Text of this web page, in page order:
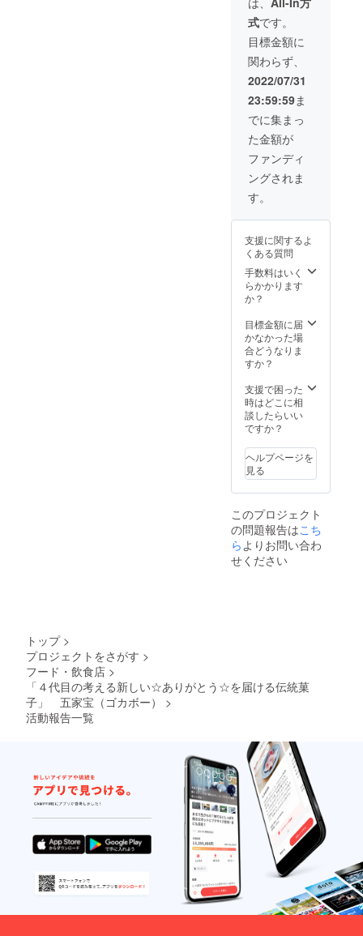
物
52.9g
食塩相
当量
0.55g
ラシA4
１枚）
送料込
みで
す。 お
まけに
きなこ
玉１８
個入り
×1袋 ＊
上記商
品を大
きいク
リック
ポスト
れ、ポ
スト投
函させ
だきま
す。 ＊
カボー
ギフ
ト、
キナコ
ロンの
きな粉
はプロ
ジェク
トの鹿
ダイス
さんの
ではあ
りませ
ん。 五
家宝
賞味期
糖、き
な粉
和三盆
糖、お
こし種
（水
飴、砂
糖）、
食塩 ６
個入り
（１個
約6ｇ）
栄養成
分表示
１個当
たり(推
0.26g
炭水化
物4g
食塩相
当量
0.017g
きなこ
玉 きな
粉（大
豆を含
む、国
内製
造）、
澱
粉、、
黒糖、
ぶどう
糖、食
塩 栄
（100ｇ
当た
り）(推
ｇ エ
ネル
ギー
344kcal
ぱく質
脂質
10.3g
炭水化
物
52.9g
食塩相
当量
甜菜
糖、き
な粉
（大豆
を含
和三盆
糖、お
（水
飴、砂
食塩 ６
約6ｇ）
きなこ
玉 賞
味期限
90日 き
な粉
む、国
内製
造）、
澱
粉、、
黒糖、
ぶどう
塩 竹
フト賞
味期限
＜五家
宝＞ 水
飴（国
内製
米・水
ンド、
食塩 ＜
きな粉
ひねり
＞ 小豆
餡（生
餡、水
飴、砂
糖、食
塩）
（国内
造）、
きな粉
ギフ
ト、
トー
キョー
キナコ
ロンの
はプロ
ジェク
トの鹿
島パラ
ダイス
さんの
ではあ
家宝
賞味期
限30日
原材
料：麦
芽水飴
造）、
甜菜
糖、き
を含
む）、
和三盆
糖、お
（水
飴、砂
糖）、
食塩 ６
（１個
約6ｇ）
きなこ
玉 賞
味期限
砂糖、
ぶどう
糖、食
塩 竹
かごギ
フト賞
味期限
６０日
＜五家
宝＞ 水
飴（国
内製
造）、
きな粉
（大豆
ききな
粉）ラ
イブ講
座(約１
時間)が
受けら
れま
す。＊
最高２
０人ま
で受け
られま
す。 日
程はプ
了後、
届く日
以降で
ご案内
させて
す。 今
回のプ
ロジェ
に使わ
れるき
な粉を
含む、
のきな
粉セッ
トを五
家宝と
事前お
送りし
ます。
ワーク
ショッ
粉に関
んなで
テイス
ティン
グをし
てわい
わい楽
しみま
す。大
人も子
供も気
楽に楽
しくご
参加い
ただけ
式です。
目標金額に
関わらず、
2022/07/31
23:59:59ま
でに集まっ
た金額が
ファンディ
ングされま
す。
支援に関するよ
くある質問
手数料はいく
らかかります
か？
目標金額に届
かなかった場
合どうなりま
すか？
支援で困った
時はどこに相
談したらいい
ですか？
ヘルプページを
見る
このプロジェクト
の問題報告はこち
らよりお問い合わ
せください
トップ >
プロジェクトをさがす >
フード・飲食店 >
「４代目の考える新しい☆ありがとう☆を届ける伝統菓
子」 五家宝（ゴカボー）
>
活動報告一覧